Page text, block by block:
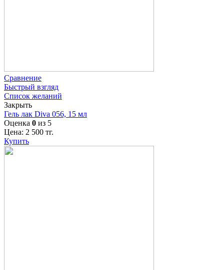
Сравнение
Быстрый взгляд
Список желаний
Закрыть
Гель лак Diva 056, 15 мл
Оценка 0 из 5
Цена: 2 500 тг.
Купить